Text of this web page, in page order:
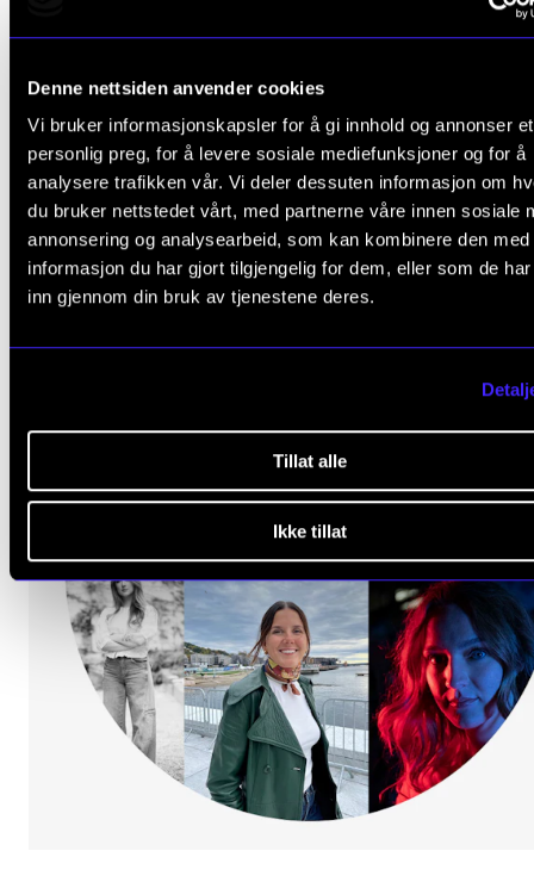
Denne nettsiden anvender cookies
Vi bruker informasjonskapsler for å gi innhold og annonser et
personlig preg, for å levere sosiale mediefunksjoner og for å
analysere trafikken vår. Vi deler dessuten informasjon om
du bruker nettstedet vårt, med partnerne våre innen sosiale
annonsering og analysearbeid, som kan kombinere den med
informasjon du har gjort tilgjengelig for dem, eller som de
inn gjennom din bruk av tjenestene deres.
Tillat alle
Ikke tillat
Onsdag 17. april 2024 19:00
Kulturhuset, laboratoriet